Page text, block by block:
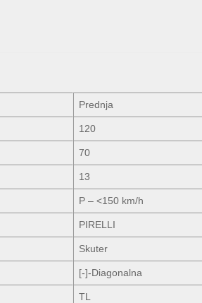
Prednja
120
70
13
P – <150 km/h
PIRELLI
Skuter
[-]-Diagonalna
TL